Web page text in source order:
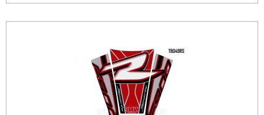
verhindert das Eindringen von Feuchtigkeit oder
anspruchsvolle Motorradfahrer, die auf Qualität, Design und
temperaturbeständig von -50 °C bis +110 °C Sportliches
Racing-Design – perfekter Look für Ihr Motorrad Einfache
Montage dank präziser Passform Lieferumfang: 1x
Motografix 3D Gel Tank Pad Protector TB048RK